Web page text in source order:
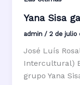
Yana Sisa
admin / 2 de julio
José Luís
Intercultural)
grupo Yana